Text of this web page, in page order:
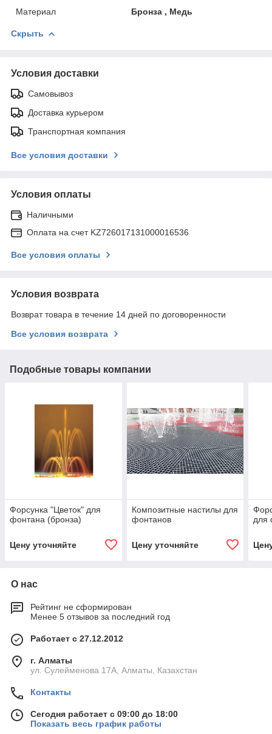
Материал
Бронза , Медь
Скрыть
Условия доставки
Самовывоз
Доставка курьером
Транспортная компания
Все условия доставки
Условия оплаты
Наличными
Оплата на счет KZ726017131000016536
Все условия оплаты
Условия возврата
Возврат товара в течение 14 дней по договоренности
Все условия возврата
Подобные товары компании
Форсунка "Цветок" для
фонтана (бронза)
Цену уточняйте
Композитные настилы для
фонтанов
Цену уточняйте
для
О нас
Рейтинг не сформирован
Менее 5 отзывов за последний год
Работает с 27.12.2012
г. Алматы
ул. Сулейменова 17А, Алматы, Казахстан
Контакты
Сегодня работает с 09:00 до 18:00
Показать весь график работы